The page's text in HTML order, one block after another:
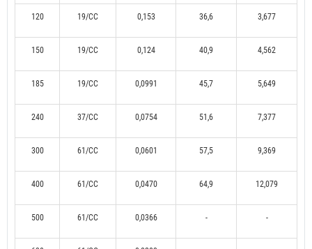
120 19/CC 0,153 36,6 3,677
150 19/CC 0,124 40,9 4,562
185 19/CC 0,0991 45,7 5,649
240 37/CC 0,0754 51,6 7,377
300 61/CC 0,0601 57,5 9,369
400 61/CC 0,0470 64,9 12,079
500 61/CC 0,0366 - -